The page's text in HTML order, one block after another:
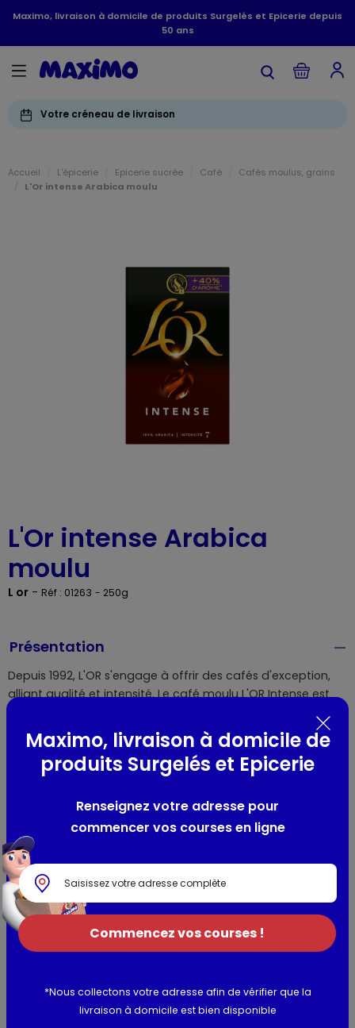
Maximo, livraison à domicile de produits Surgelés et Epicerie depuis
50 ans
Votre créneau de livraison
Accueil L'épicerie Epicerie sucrée Café
Cafés moulus, grains
L'Or intense Arabica moulu
L'Or intense Arabica
moulu
L or - Réf : 01263 - 250g
Présentation
Depuis 1992, L'OR s'engage à offrir des cafés d'exception,
alliant qualité et intensité. Le café moulu L'OR Intense est
élaboré à partir de grains 100 % Arabica, rigoureusement
sélectionnés pour leur richesse aromatique. Son profil révèle
une saveur corsée aux notes puissantes et grillées, pour
une expérience gustative à la fois profonde et raffinée.
Utilisation et conservation
Composition / Ingrédients / Allergènes
Ingrédients : café
Informations complémentaires
Maximo, livraison à domicile de
produits Surgelés et Epicerie
Renseignez votre adresse pour
commencer vos courses en ligne
Commencez vos courses !
*Nous collectons votre adresse afin de vérifier que la
livraison à domicile est bien disponible